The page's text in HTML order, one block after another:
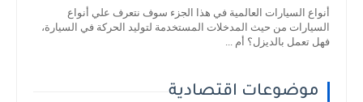
أنواع السيارات العالمية في هذا الجزء سوف نتعرف علي أنواع
السيارات من حيث المدخلات المستخدمة لتوليد الحركة في السيارة،
فهل تعمل بالديزل؟ أم ...
موضوعات اقتصادية